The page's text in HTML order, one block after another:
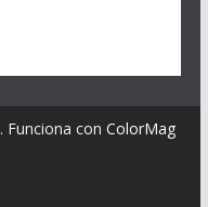
. Funciona con ColorMag